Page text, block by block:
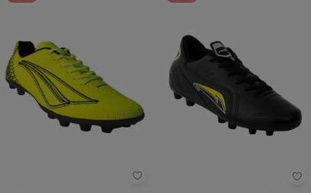
Penalty - Chuteira Campo